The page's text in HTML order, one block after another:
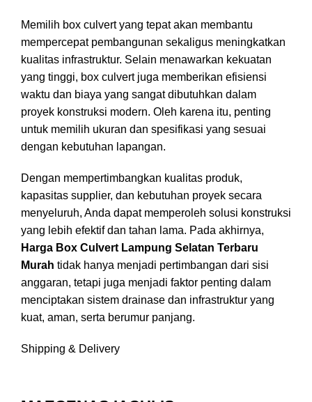
Memilih box culvertyang tepat akan membantu
mempercepat pembangunan sekaligus meningkatkan
kualitas infrastruktur. Selain menawarkan kekuatan
yang tinggi, box culvert juga memberikan efisiensi
waktu dan biaya yang sangat dibutuhkan dalam
proyek konstruksi modern. Oleh karena itu, penting
untuk memilih ukuran dan spesifikasi yang sesuai
dengan kebutuhan lapangan.
Dengan mempertimbangkan kualitas produk,
kapasitas supplier, dan kebutuhan proyek secara
menyeluruh, Anda dapat memperoleh solusi konstruksi
yang lebih efektif dan tahan lama. Pada akhirnya,
Harga Box Culvert Lampung Selatan Terbaru
Murah tidak hanya menjadi pertimbangan dari sisi
anggaran, tetapi juga menjadi faktor penting dalam
menciptakan sistem drainase dan infrastruktur yang
kuat, aman, serta berumur panjang.
Shipping & Delivery